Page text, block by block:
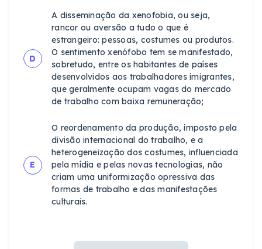
D
A disseminação da xenofobia, ou seja,
rancor ou aversão a tudo o que é
estrangeiro: pessoas, costumes ou produtos.
O sentimento xenófobo tem se manifestado,
sobretudo, entre os habitantes de países
desenvolvidos aos trabalhadores imigrantes,
que geralmente ocupam vagas do mercado
de trabalho com baixa remuneração;
E
O reordenamento da produção, imposto pela
divisão internacional do trabalho, e a
heterogeneização dos costumes, influenciada
pela mídia e pelas novas tecnologias, não
criam uma uniformização opressiva das
formas de trabalho e das manifestações
culturais.